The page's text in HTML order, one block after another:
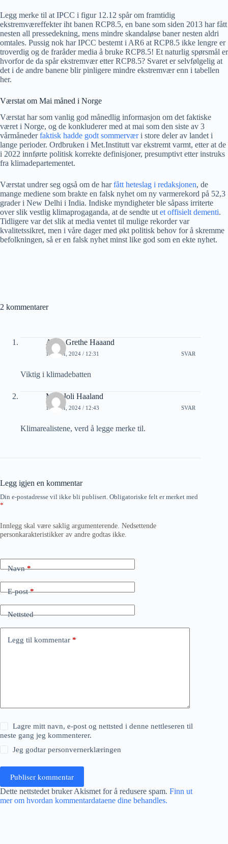
Legg merke til at IPCC i figur 12.12 spår om framtidig
ekstremværeffekter iht banen RCP8.5, en bane som siden 2013 har fått
nesten all pressedekning, mens mindre skandaløse baner nesten aldri
omtales. Pussig nok har IPCC bestemt i AR6 at RCP8.5 ikke lengre er
troverdig og de fraråder media å bruke RCP8.5! Et naturlig spørsmål er
hvorfor de da spår ekstremvær etter RCP8.5? Svaret er selvfølgelig at
det i de andre banene blir pinligere mindre ekstremvær enn i tabellen
her.
Værstat om Mai måned i Norge
Værstat har som vanlig god månedlig informasjon om det faktiske
været i Norge, og de konkluderer med at mai som den siste av 3
vårmånederfaktisk hadde godt sommerværi store deler av landet i
lange perioder. Ordbruken i Met.Institutt var ekstremt varmt, etter at de
i 2022 innførte politisk korrekte definisjoner, presumptivt etter instruks
fra klimadepartementet.
Værstat undrer seg også om de harfått heteslag i redaksjonen, de
mange mediene som brakte en falsk nyhet om ny varmerekord på 52,3
grader i New Delhi i India. Indiske myndigheter ble såpass irriterte
over slik vestlig klimaprogaganda, at de sendte utet offisielt dementi.
Tidligere var det slik at media ventet til mulige rekorder var
kvalitetssikret, men i våre dager med økt politisk behov for å skremme
befolkningen, så er en falsk nyhet minst like god som en ekte nyhet.
2 kommentarer
Anne Grethe Haaand
11 JUNI, 2024 / 12:31 SVAR
Viktig i klimadebatten
Mari Joli Haaland
11 JUNI, 2024 / 12:43 SVAR
Klimarealistene, verd å legge merke til.
Legg igjen en kommentar
Din e-postadresse vil ikke bli publisert. Obligatoriske felt er merket med
*
Innlegg skal være saklig argumenterende. Nedsettende
personkarakteristikker av andre godtas ikke.
Navn*
E-post*
Nettsted
Legg til kommentar *
Lagre mitt navn, e-post og nettsted i denne nettleseren til
neste gang jeg kommenterer.
Jeg godtarpersonvernerklæringen
Publiser kommentar
Dette nettstedet bruker Akismet for å redusere spam. Finn ut
mer om hvordan kommentardataene dine behandles.